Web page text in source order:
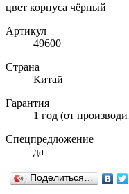
цвет корпуса чёрный
Артикул
49600
Страна
Китай
Гарантия
1 год (от
Спецпредложение
да
Поделиться…